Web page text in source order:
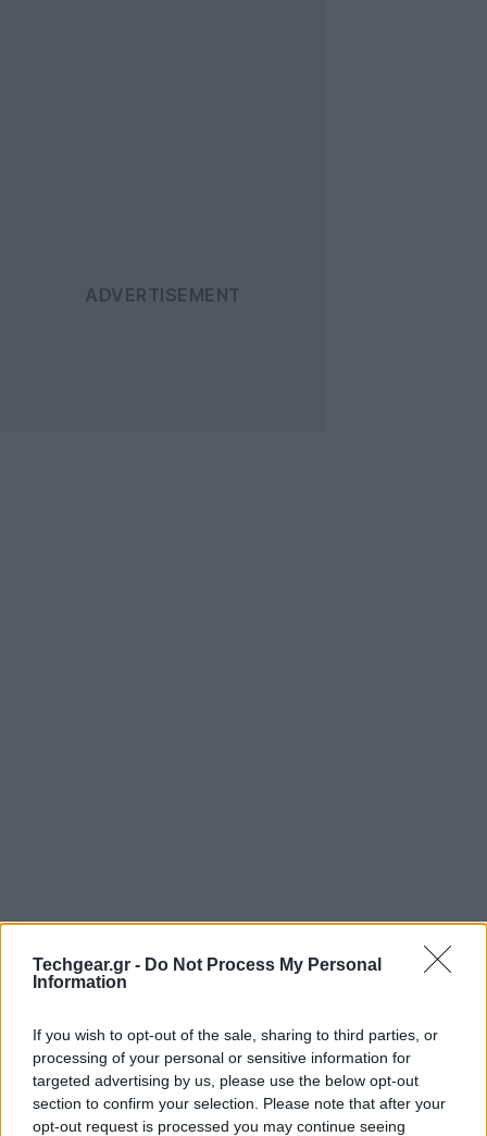
Techgear.gr - Do Not Process My Personal
Information
If you wish to opt-out of the sale, sharing to third parties, or
processing of your personal or sensitive information for
targeted advertising by us, please use the below opt-out
section to confirm your selection. Please note that after your
opt-out request is processed you may continue seeing
Η τελευταία δημιουργία της Evernote
ακούει στο
όνομα Clearly και έρχεται να απλοποιήσει την
για τον Google Chromeπου, με ένα απλό κλικ,
καθαρίζει τη σελίδα από οτιδήποτε μη αναγκαίο,
βοηθώντας έτσι τον αναγνώστη να εστιάσει την
προσοχή του εκεί που χρειάζεται.